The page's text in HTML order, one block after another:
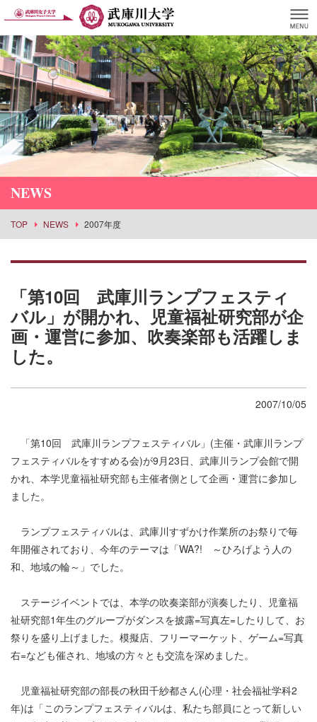
NEWS
TOP NEWS 2007年度
「第10回 武庫川ランプフェスティ
バル」が開かれ、児童福祉研究部が企
画・運営に参加、吹奏楽部も活躍しま
した。
2007/10/05
「第10回 武庫川ランプフェスティバル」(主催・武庫川ランプ
フェスティバルをすすめる会)が9月23日、武庫川ランプ会館で開
かれ、本学児童福祉研究部も主催者側として企画・運営に参加し
ました。
ランプフェスティバルは、武庫川すずかけ作業所のお祭りで毎
年開催されており、今年のテーマは「WA?! ～ひろげよう人の
和、地域の輪～」でした。
ステージイベントでは、本学の吹奏楽部が演奏したり、児童福
祉研究部1年生のグループがダンスを披露=写真左=したりして、お
祭りを盛り上げました。模擬店、フリーマーケット、ゲーム=写真
右=なども催され、地域の方々とも交流を深めました。
児童福祉研究部の部長の秋田千紗都さん(心理・社会福祉学科2
年)は「このランプフェスティバルは、私たち部員にとって新しい